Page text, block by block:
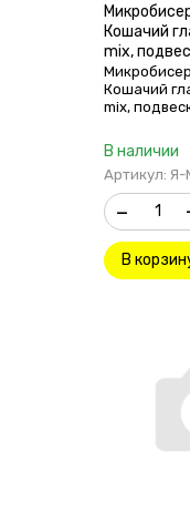
Кошачий
mix,
(уп. 12 шт.)
Кошачий
mix,
В наличии
Артикул:
–
В